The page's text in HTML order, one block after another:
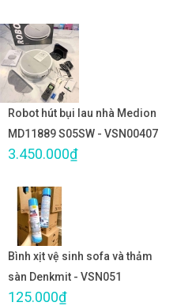
Robot hút bụi lau nhà Medion
MD11889 S05SW - VSN00407
3.450.000₫
Bình xịt vệ sinh sofa và thảm
sàn Denkmit - VSN051
125.000₫